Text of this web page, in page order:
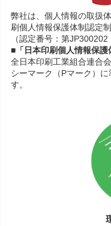
弊社は、個人情報の取扱
刷個人情報保護体制認定
（認定番号：第JP300202
■「日本印刷個人情報保
全日本印刷工業組合連合
シーマーク（Pマーク）
す。